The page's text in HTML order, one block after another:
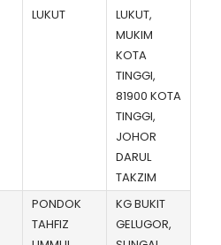
LUKUT
LUKUT,
MUKIM
KOTA
TINGGI,
81900 KOTA
TINGGI,
JOHOR
DARUL
TAKZIM
PONDOK
TAHFIZ
KG BUKIT
GELUGOR,